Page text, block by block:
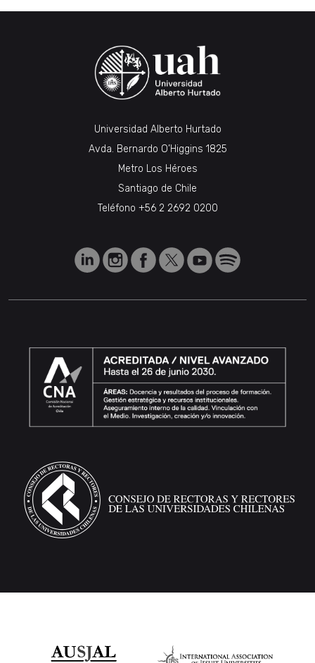
Universidad Alberto Hurtado
Avda. Bernardo O’Higgins 1825
Metro Los Héroes
Santiago de Chile
Teléfono +56 2 2692 0200